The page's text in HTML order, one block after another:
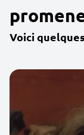
Voici